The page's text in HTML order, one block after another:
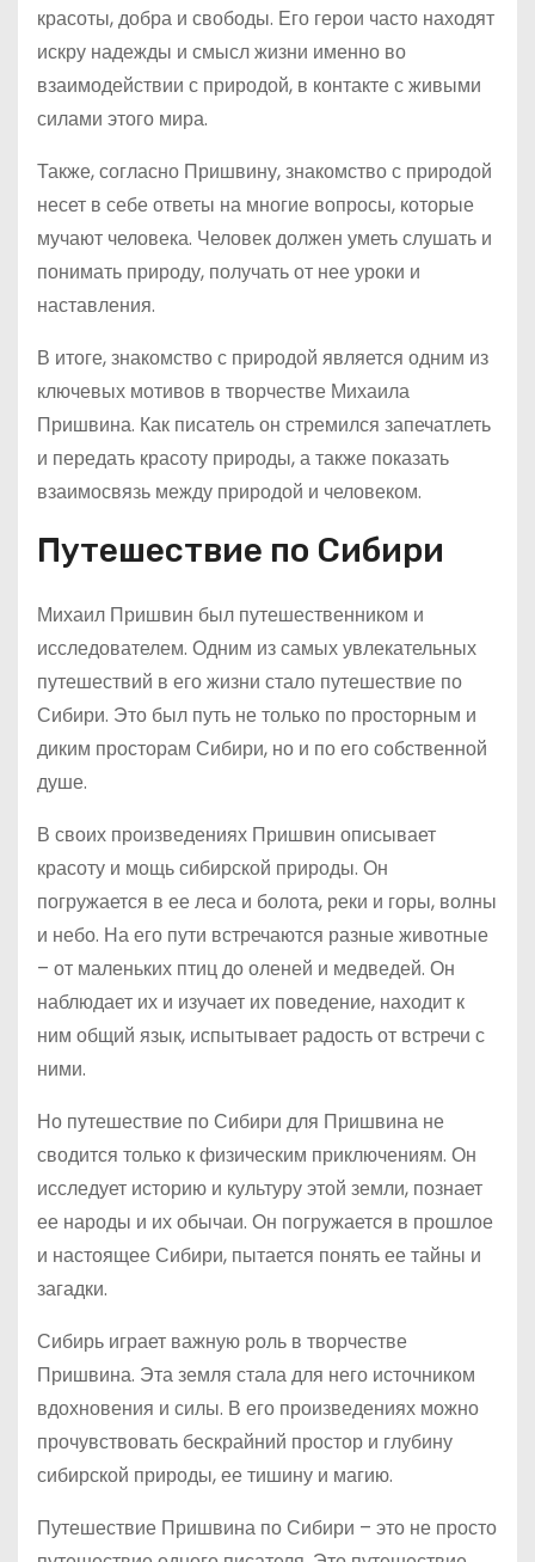
красоты, добра и свободы. Его герои часто находят
искру надежды и смысл жизни именно во
взаимодействии с природой, в контакте с живыми
силами этого мира.
Также, согласно Пришвину, знакомство с природой
несет в себе ответы на многие вопросы, которые
мучают человека. Человек должен уметь слушать и
понимать природу, получать от нее уроки и
наставления.
В итоге, знакомство с природой является одним из
ключевых мотивов в творчестве Михаила
Пришвина. Как писатель он стремился запечатлеть
и передать красоту природы, а также показать
взаимосвязь между природой и человеком.
Путешествие по Сибири
Михаил Пришвин был путешественником и
исследователем. Одним из самых увлекательных
путешествий в его жизни стало путешествие по
Сибири. Это был путь не только по просторным и
диким просторам Сибири, но и по его собственной
душе.
В своих произведениях Пришвин описывает
красоту и мощь сибирской природы. Он
погружается в ее леса и болота, реки и горы, волны
и небо. На его пути встречаются разные животные
– от маленьких птиц до оленей и медведей. Он
наблюдает их и изучает их поведение, находит к
ним общий язык, испытывает радость от встречи с
ними.
Но путешествие по Сибири для Пришвина не
сводится только к физическим приключениям. Он
исследует историю и культуру этой земли, познает
ее народы и их обычаи. Он погружается в прошлое
и настоящее Сибири, пытается понять ее тайны и
загадки.
Сибирь играет важную роль в творчестве
Пришвина. Эта земля стала для него источником
вдохновения и силы. В его произведениях можно
прочувствовать бескрайний простор и глубину
сибирской природы, ее тишину и магию.
Путешествие Пришвина по Сибири – это не просто